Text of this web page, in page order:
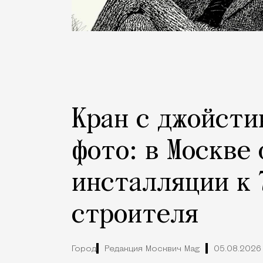
Кран с
фото: в Москве
инсталляции к
строителя
Город Редакция Москвич Mag 05.08.2026